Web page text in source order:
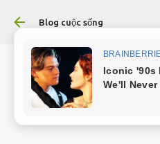
Chuyển đến
Blog cuộc sống